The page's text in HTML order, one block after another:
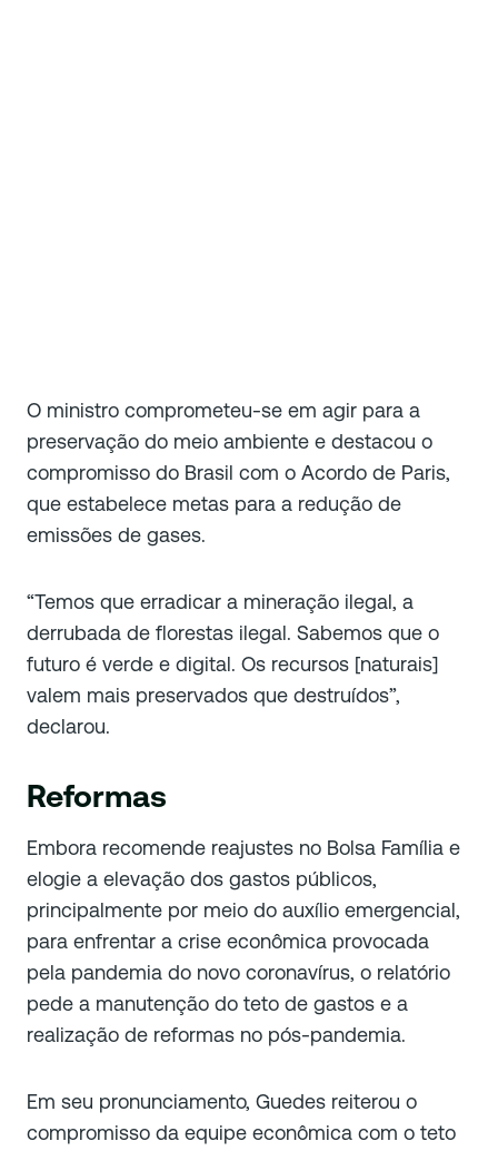
O ministro comprometeu-se em agir para a
preservação do meio ambiente e destacou o
compromisso do Brasil com o Acordo de Paris,
que estabelece metas para a redução de
emissões de gases.
“Temos que erradicar a mineração ilegal, a
derrubada de florestas ilegal. Sabemos que o
futuro é verde e digital. Os recursos [naturais]
valem mais preservados que destruídos”,
declarou.
Reformas
Embora recomende reajustes no Bolsa Família e
elogie a elevação dos gastos públicos,
principalmente por meio do auxílio emergencial,
para enfrentar a crise econômica provocada
pela pandemia do novo coronavírus, o relatório
pede a manutenção do teto de gastos e a
realização de reformas no pós-pandemia.
Em seu pronunciamento, Guedes reiterou o
compromisso da equipe econômica com o teto